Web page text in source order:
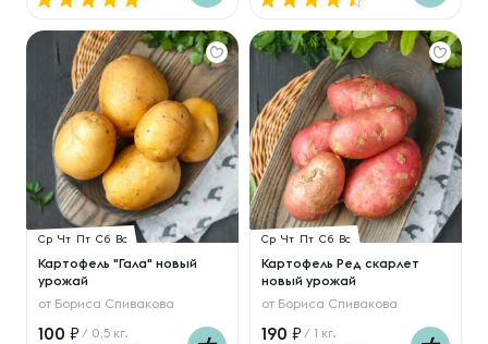
Ср Чт Пт Сб Вс
Картофель "Гала" новый
урожай
от Бориса Спивакова
100 / 0,5 кг.
Ср Чт Пт Сб Вс
Картофель Ред скарлет
новый урожай
от Бориса Спивакова
190 / 1 кг.